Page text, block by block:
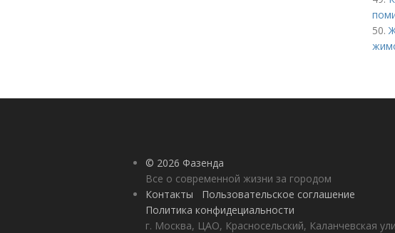
50.
© 2026 Фазенда
Все о современной жизни за городом
Контакты
Пользовательское соглашение
Политика конфидециальности
г. Москва, ЦАО, Красносельский, Каланчевская